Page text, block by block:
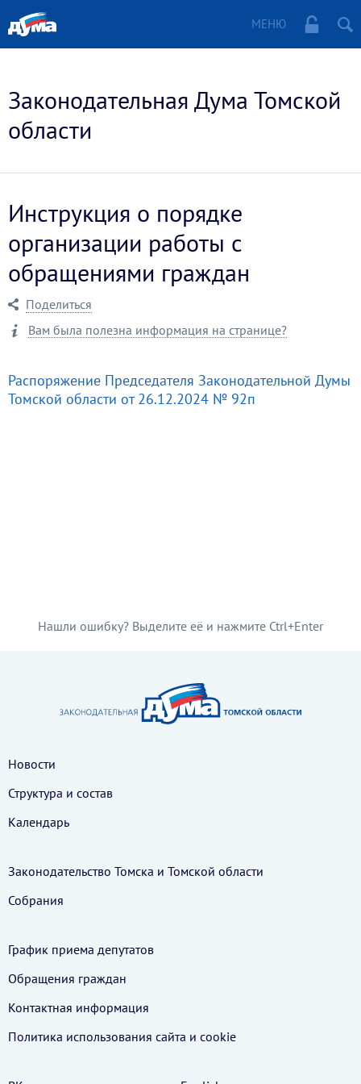
МЕНЮ
Законодательная Дума Томской
области
Инструкция о порядке
организации работы с
обращениями граждан
Поделиться
Вам была полезна информация на странице?
Распоряжение Председателя Законодательной Думы
Томской области от 26.12.2024 № 92п
Нашли ошибку? Выделите её и нажмите Ctrl+Enter
Новости
Структура и состав
Календарь
Законодательство Томска и Томской области
Собрания
График приема депутатов
Обращения граждан
Контактная информация
Политика использования cайта и cookie